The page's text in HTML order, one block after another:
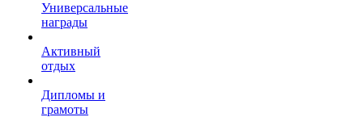
Универсальные
награды
Активный
отдых
Дипломы и
грамоты